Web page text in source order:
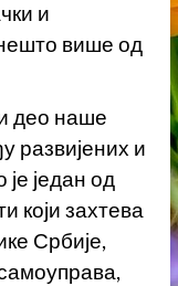
и
више од
део наше
развијених и
један од
који захтева
Србије,